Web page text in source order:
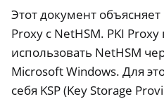
navigation of NetHSM
Этот документ
Proxy с NetHSM. PKI Proxy
использовать NetHSM
Microsoft Windows. Для
себя KSP (Key Storage